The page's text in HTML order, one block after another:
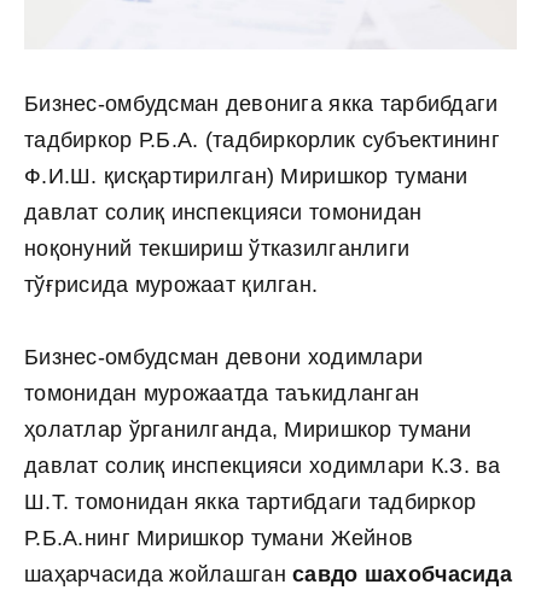
Бизнес-омбудсман девонига якка тарбибдаги
тадбиркор Р.Б.А. (тадбиркорлик субъектининг
Ф.И.Ш. қисқартирилган) Миришкор тумани
давлат солиқ инспекцияси томонидан
ноқонуний текшириш ўтказилганлиги
тўғрисида мурожаат қилган.
Бизнес-омбудсман девони ходимлари
томонидан мурожаатда таъкидланган
ҳолатлар ўрганилганда, Миришкор тумани
давлат солиқ инспекцияси ходимлари К.З. ва
Ш.Т. томонидан якка тартибдаги тадбиркор
Р.Б.А.нинг Миришкор тумани Жейнов
шаҳарчасида жойлашгансавдо шахобчасида